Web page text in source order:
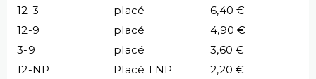
12-3 placé
6,40 €
12-9
placé
4,90 €
3-9
placé
3,60 €
12-NP
Placé 1 NP
2,20 €